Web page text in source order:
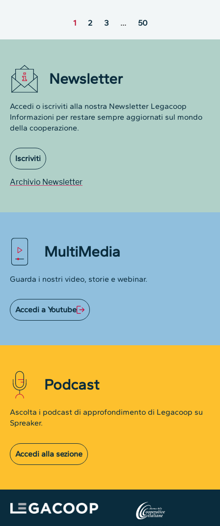
1 2 3 … 50
Newsletter
Accedi o iscriviti alla nostra Newsletter Legacoop
Informazioni per restare sempre aggiornati sul mondo
della cooperazione.
Iscriviti
Archivio Newsletter
MultiMedia
Guarda i nostri video, storie e webinar.
Accedi a Youtube
Podcast
Ascolta i podcast di approfondimento di Legacoop su
Spreaker.
Accedi alla sezione